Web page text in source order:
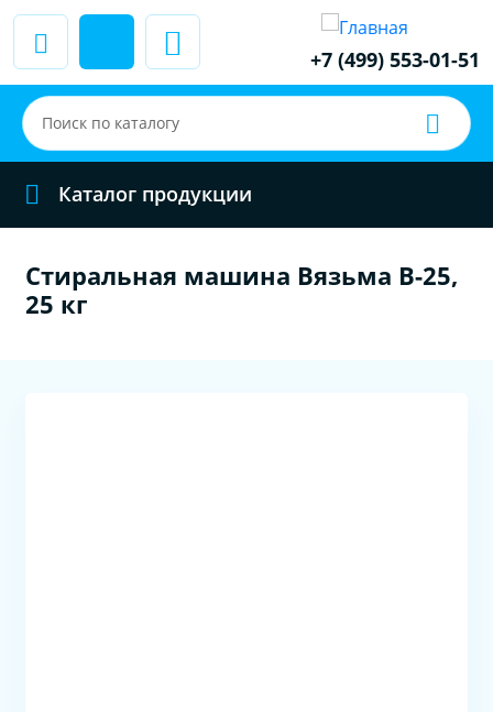
+7 (499) 553-01-51
Каталог продукции
Стиральная машина Вязьма В-25,
25 кг